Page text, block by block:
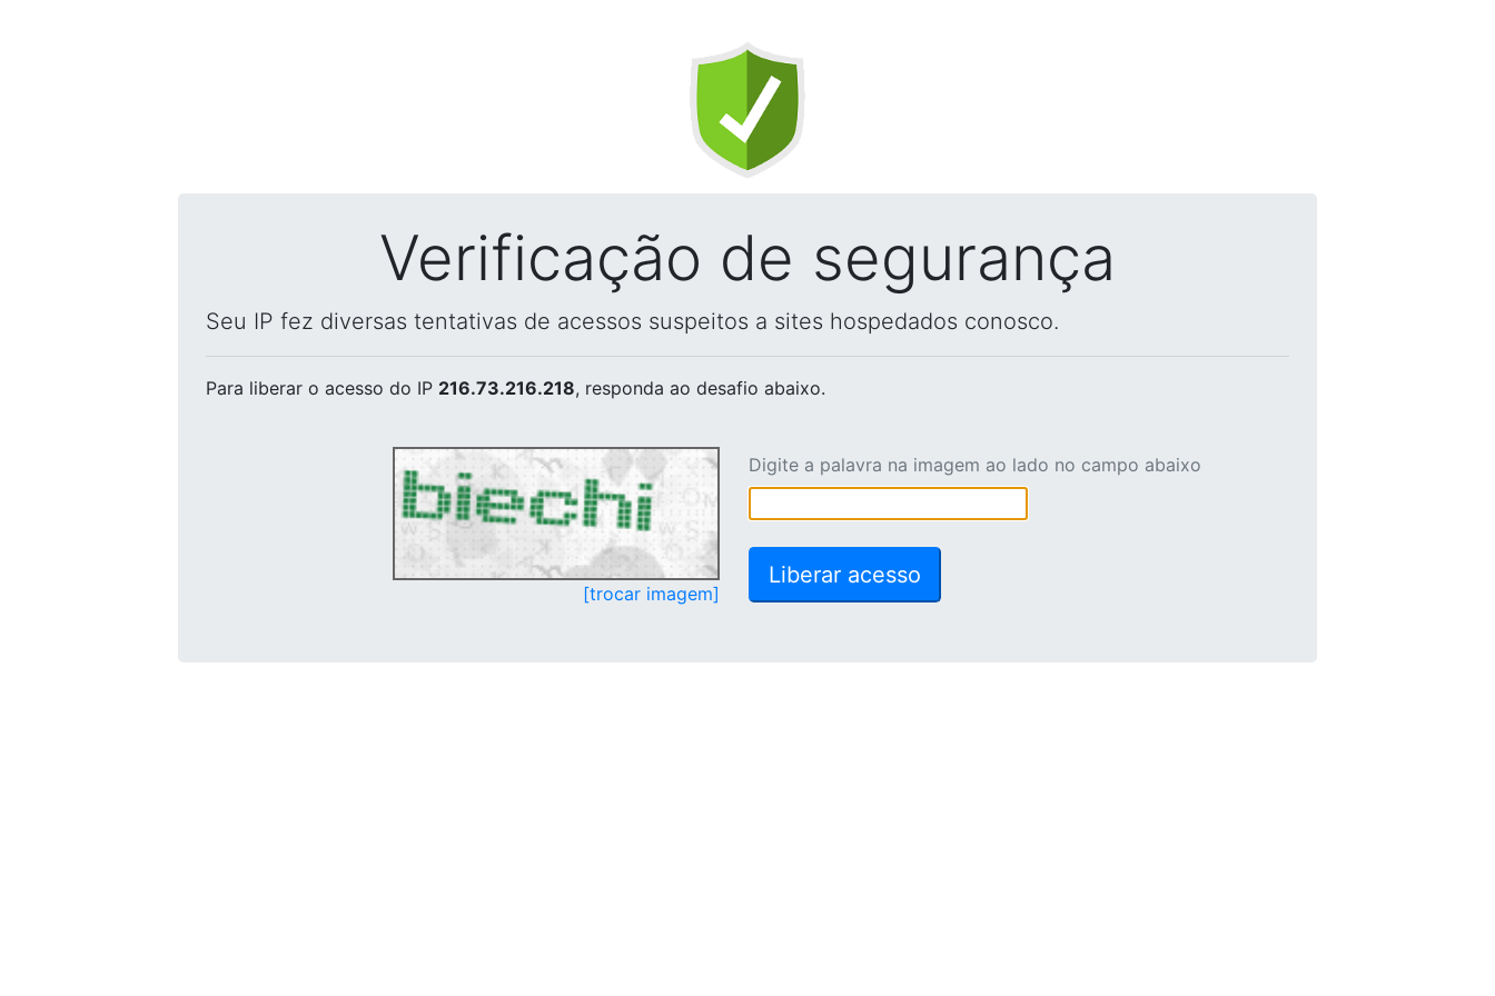
Verificação de segurança
Seu IP fez diversas tentativas de acessos suspeitos a sites hospedados conosco.
Para liberar o acesso do IP 216.73.216.218, responda ao desafio abaixo.
[trocar imagem]
Digite a palavra na imagem ao lado no campo abaixo